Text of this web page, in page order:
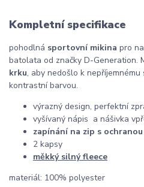
Kompletní specifikace
pohodlná sportovní mikina pro
batolata od značky D-Generation.
krku, aby nedošlo k nepříjemnému
kontrastní barvou.
výrazný design, perfektní
vyšívaný nápis a nášivka
zapínání na zip s
2 kapsy
měkký silný fleece
materiál: 100% polyester